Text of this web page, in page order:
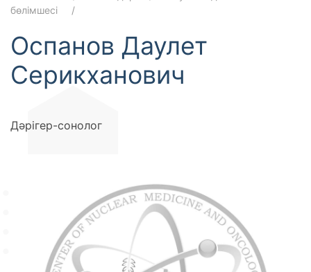
бөлімшесі
Оспанов Даулет
Серикханович
Дәрігер-сонолог